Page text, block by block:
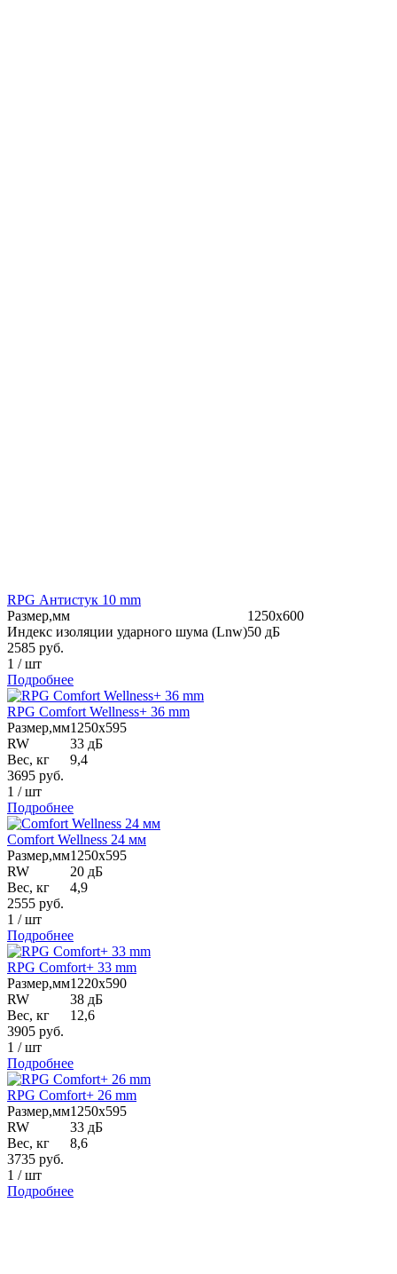
RPG Антистук 10 mm
Размер,мм
1250х600
Индекс изоляции ударного шума (Lnw)50 дБ
2585 руб.
1 /шт
Подробнее
RPG Comfort Wellness+ 36 mm
Размер,мм1250х595
RW
33 дБ
Вес, кг
9,4
3695 руб.
1 /шт
Подробнее
Comfort Wellness 24 мм
Размер,мм1250х595
RW
20 дБ
Вес, кг
4,9
2555 руб.
1 /шт
Подробнее
RPG Comfort+ 33 mm
Размер,мм1220х590
RW
38 дБ
Вес, кг
12,6
3905 руб.
1 /шт
Подробнее
RPG Comfort+ 26 mm
Размер,мм1250х595
RW
33 дБ
Вес, кг
8,6
3735 руб.
1 /шт
Подробнее